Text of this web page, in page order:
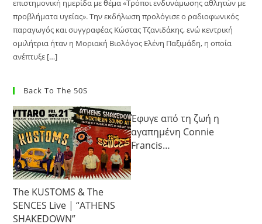
επιστημονική ημερίδα με θέμα «Τρόποι ενδυνάμωσης αθλητών με
προβλήματα υγείας». Την εκδήλωση προλόγισε ο ραδιοφωνικός
παραγωγός και συγγραφέας Κώστας Τζανιδάκης, ενώ κεντρική
ομιλήτρια ήταν η Μοριακή Βιολόγος Ελένη Παξιμάδη, η οποία
ανέπτυξε […]
Back To The 50S
The KUSTOMS & The
SENCES Live | “ATHENS
SHAKEDOWN”
Έφυγε από τη ζωή η
αγαπημένη Connie
Francis…